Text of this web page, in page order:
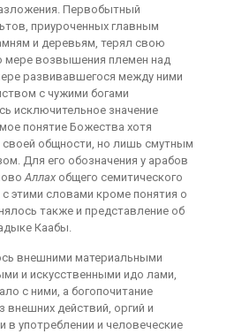
Первобытный
приуроченных главным
и деревьям, терял свою
мере возвышения племен над
развивавшегося между ними
с чужими богами
исключительное значение
понятие Божества хотя
своей общности, но лишь смутным
Для его обозначения у арабов
Аллах общего семитического
этими словами кроме понятия о
также и представление об
Каабы.
внешними материальными
и искусственными идо лами,
с ними, а богопочитание
внешних действий, оргий и
употреблении и человеческие